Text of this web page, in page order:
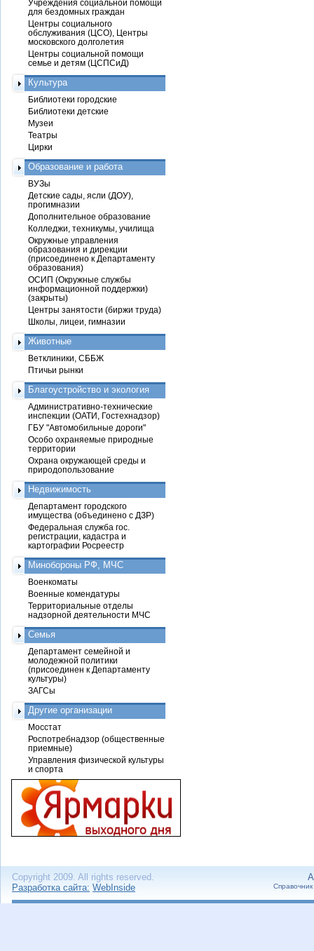
Учреждения социальной помощи
для бездомных граждан
Центры социального
обслуживания (ЦСО), Центры
московского долголетия
Центры социальной помощи
семье и детям (ЦСПСиД)
Культура
Библиотеки городские
Библиотеки детские
Музеи
Театры
Цирки
Образование и работа
ВУЗы
Детские сады, ясли (ДОУ),
прогимназии
Дополнительное образование
Колледжи, техникумы, училища
Окружные управления
образования и дирекции
(присоединено к Департаменту
образования)
ОСИП (Окружные службы
информационной поддержки)
(закрыты)
Центры занятости (биржи труда)
Школы, лицеи, гимназии
Животные
Ветклиники, СББЖ
Птичьи рынки
Благоустройство и экология
Административно-технические
инспекции (ОАТИ, Гостехнадзор)
ГБУ "Автомобильные дороги"
Особо охраняемые природные
территории
Охрана окружающей среды и
природопользование
Недвижимость
Департамент городского
имущества (объединено с ДЗР)
Федеральная служба гос.
регистрации, кадастра и
картографии Росреестр
Минобороны РФ, МЧС
Военкоматы
Военные комендатуры
Территориальные отделы
надзорной деятельности МЧС
Семья
Департамент семейной и
молодежной политики
(присоединен к Департаменту
культуры)
ЗАГСы
Другие организации
Мосстат
Роспотребнадзор (общественные
приемные)
Управления физической культуры
и спорта
Copyright 2009. All rights reserved.
Разработка сайта: WebInside